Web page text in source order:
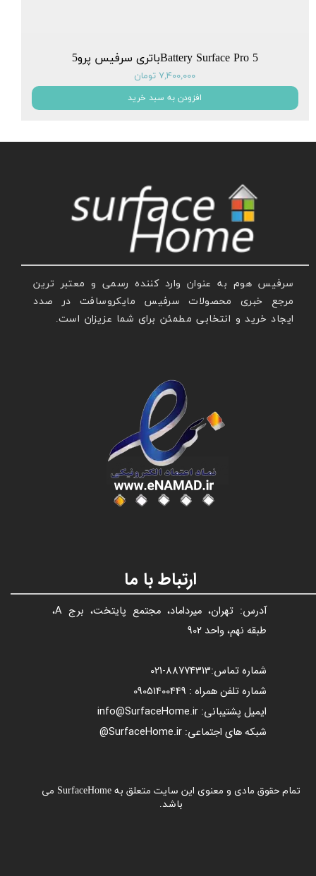
Battery Surface Pro 5باتری سرفیس پرو5
۷,۴۰۰,۰۰۰ تومان
افزودن به سبد خرید
سرفیس هوم به عنوان وارد کننده رسمی و معتبر ترین
مرجع خبری محصولات سرفیس مایکروسافت در صدد
ایجاد خرید و انتخابی مطمئن برای شما عزیزان است.
عنوان با فونت تیتر
آدرس: تهران، میرداماد، مجتمع پایتخت، برج A،
طبقه نهم، واحد 902
شماره تماس:88774313​​​​​​​
-021​​​​​​​
شماره تلفن همراه : 09051400449
ایمیل پشتیبانی: info@SurfaceHome.ir
شبکه های اجتماعی: SurfaceHome.ir@
تمام حقوق مادی و معنوی این سایت متعلق به SurfaceHome می
باشد.
ارتباط با ما